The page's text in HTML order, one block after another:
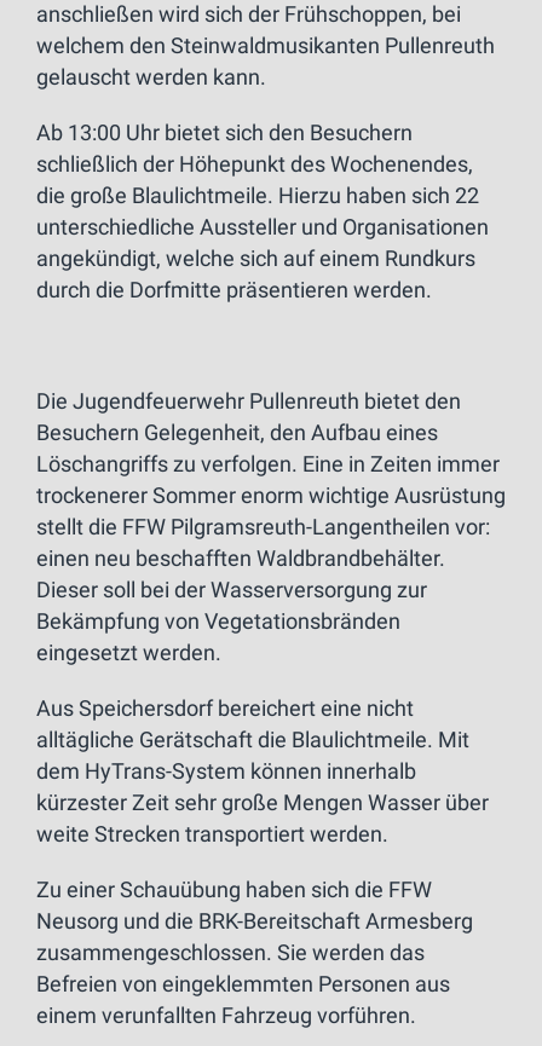
anschließen wird sich der Frühschoppen, bei
welchem den Steinwaldmusikanten Pullenreuth
gelauscht werden kann.
Ab 13:00 Uhr bietet sich den Besuchern
schließlich der Höhepunkt des Wochenendes,
die große Blaulichtmeile. Hierzu haben sich 22
unterschiedliche Aussteller und Organisationen
angekündigt, welche sich auf einem Rundkurs
durch die Dorfmitte präsentieren werden.
Die Jugendfeuerwehr Pullenreuth bietet den
Besuchern Gelegenheit, den Aufbau eines
Löschangriffs zu verfolgen. Eine in Zeiten immer
trockenerer Sommer enorm wichtige Ausrüstung
stellt die FFW Pilgramsreuth-Langentheilen vor:
einen neu beschafften Waldbrandbehälter.
Dieser soll bei der Wasserversorgung zur
Bekämpfung von Vegetationsbränden
eingesetzt werden.
Aus Speichersdorf bereichert eine nicht
alltägliche Gerätschaft die Blaulichtmeile. Mit
dem HyTrans-System können innerhalb
kürzester Zeit sehr große Mengen Wasser über
weite Strecken transportiert werden.
Zu einer Schauübung haben sich die FFW
Neusorg und die BRK-Bereitschaft Armesberg
zusammengeschlossen. Sie werden das
Befreien von eingeklemmten Personen aus
einem verunfallten Fahrzeug vorführen.